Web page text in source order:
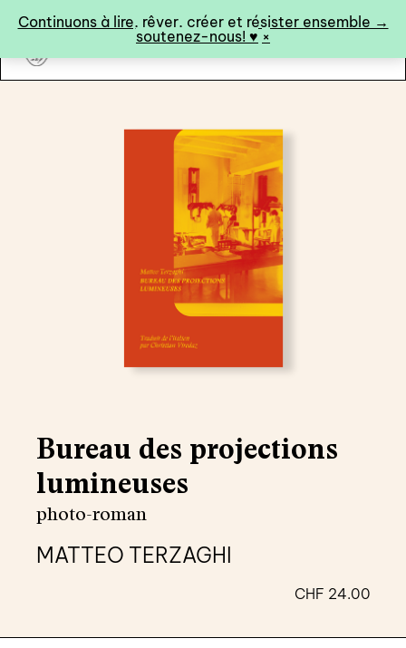
Continuons à lire, rêver, créer et résister ensemble →
soutenez-nous! ♥︎ ×
art&fiction
catalogue ↓
catalogue complet
à paraître
éditions de tête
au-delà du livre ↓
artistes en résidence
qui sommes-nous? ↓
Bureau des projections
lumineuses
photo-roman
MATTEO TERZAGHI
CHF 24.00